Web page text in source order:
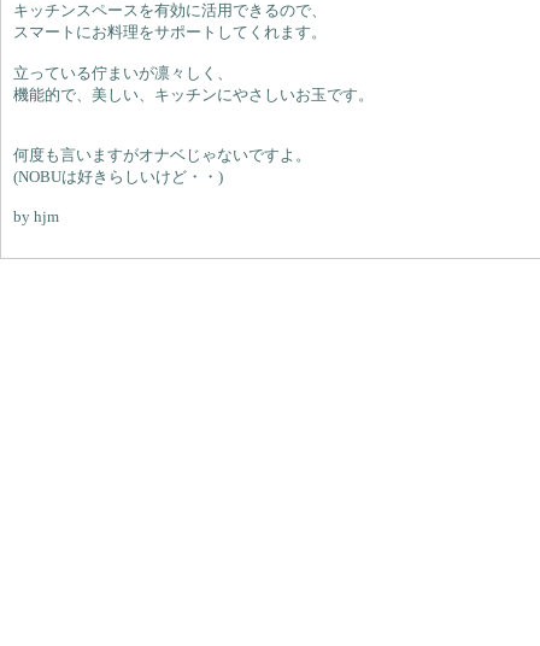
キッチンスペースを有効に活用できるので、
スマートにお料理をサポートしてくれます。
立っている佇まいが凛々しく、
機能的で、美しい、キッチンにやさしいお玉です。
何度も言いますがオナベじゃないですよ。
(NOBUは好きらしいけど・・)
by hjm